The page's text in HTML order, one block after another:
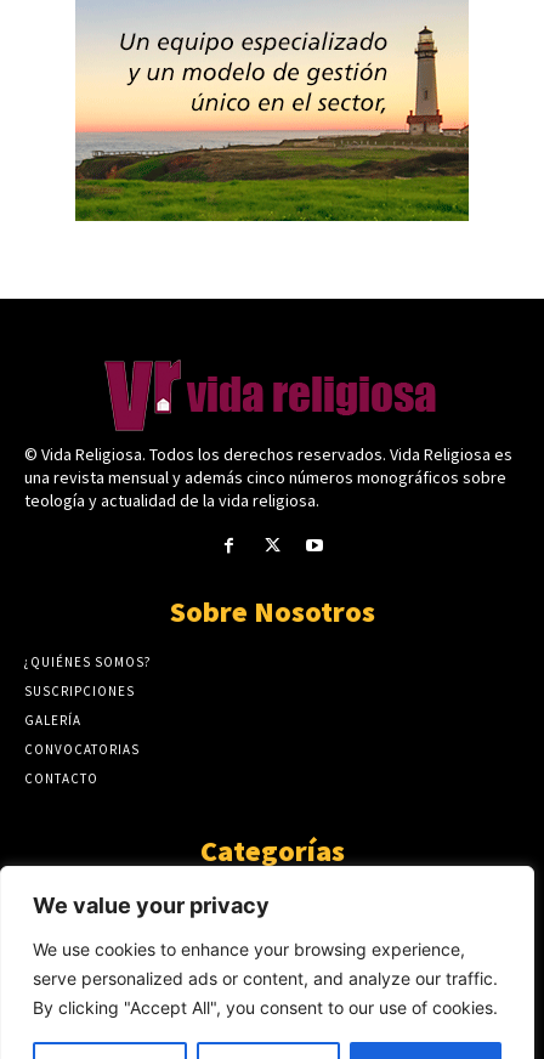
We value your privacy
We use cookies to enhance your browsing experience,
serve personalized ads or content, and analyze our traffic.
By clicking "Accept All", you consent to our use of cookies.
© Vida Religiosa. Todos los derechos reservados. Vida Religiosa es
una revista mensual y además cinco números monográficos sobre
teología y actualidad de la vida religiosa.
Sobre Nosotros
¿QUIÉNES SOMOS?
SUSCRIPCIONES
GALERÍA
CONVOCATORIAS
CONTACTO
Categorías
ARTÍCULOS
GUANTE DE SEDA
AL CALOR DE LA PALABRA
Y YO QUE SÉ
423
NOTICIAS
234
SIN CATEGORÍA
174